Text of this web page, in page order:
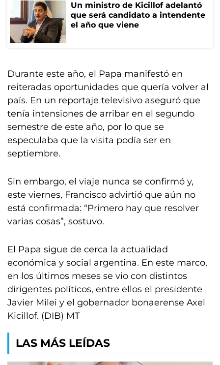
Un ministro de Kicillof adelantó
que será candidato a intendente
el año que viene
Durante este año, el Papa manifestó en
reiteradas oportunidades que quería volver al
país. En un reportaje televisivo aseguró que
tenía intensiones de arribar en el segundo
semestre de este año, por lo que se
especulaba que la visita podía ser en
septiembre.
Sin embargo, el viaje nunca se confirmó y,
este viernes, Francisco advirtió que aún no
está confirmada: “Primero hay que resolver
varias cosas”, sostuvo.
El Papa sigue de cerca la actualidad
económica y social argentina. En este marco,
en los últimos meses se vio con distintos
dirigentes políticos, entre ellos el presidente
Javier Milei y el gobernador bonaerense Axel
Kicillof. (DIB) MT
LAS MÁS LEÍDAS